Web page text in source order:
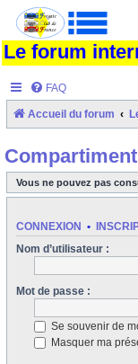
Le forum
FAQ
Accueil du forum
Vous ne pouvez pas
CONNEXION •
Nom d’utilisateur :
Mot de passe :
Se souvenir de
Masquer ma